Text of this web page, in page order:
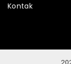
Kontak